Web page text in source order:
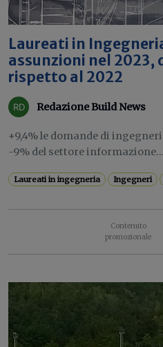
Laureati in
assunzioni nel 2023,
rispetto al 2022
Redazione Build News
+9,4% le domande di
-9% del settore
Laureati in ingegneria Ingegneri